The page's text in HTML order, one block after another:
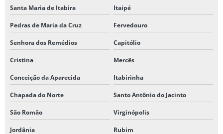
Santa Maria de Itabira Itaipé
Pedras de Maria da Cruz Fervedouro
Senhora dos Remédios Capitólio
Cristina Mercês
Conceição da Aparecida Itabirinha
Chapada do Norte Santo Antônio do Jacinto
São Romão Virginópolis
Jordânia Rubim